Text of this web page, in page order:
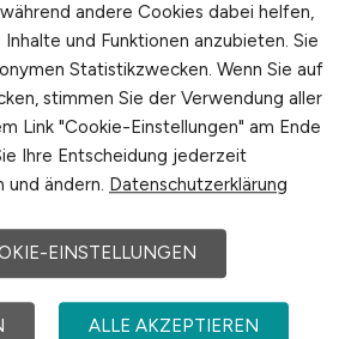
andere Cookies dabei helfen,
und Funktionen anzubieten. Sie
Statistikzwecken. Wenn Sie auf
stimmen Sie der Verwendung aller
Link "Cookie-Einstellungen" am Ende
Ihre Entscheidung jederzeit
und ändern. Datenschutzerklärung
EINSTELLUNGEN
ALLE AKZEPTIEREN